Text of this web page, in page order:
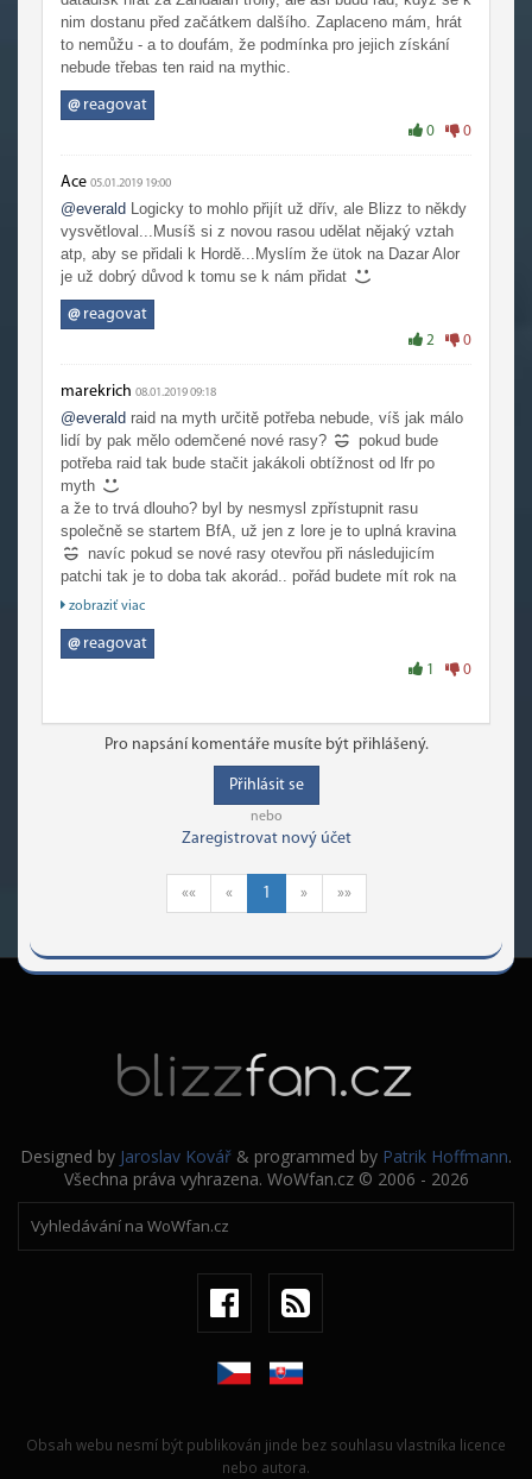
nim dostanu před začátkem dalšího. Zaplaceno mám, hrát
to nemůžu - a to doufám, že podmínka pro jejich získání
nebude třebas ten raid na mythic.
@reagovat
0 0
Ace 05.01.2019 19:00
@everald Logicky to mohlo přijít už dřív, ale Blizz to někdy
vysvětloval...Musíš si z novou rasou udělat nějaký vztah
atp, aby se přidali k Hordě...Myslím že ütok na Dazar Alor
je už dobrý důvod k tomu se k nám přidat
@reagovat
2 0
marekrich 08.01.2019 09:18
@everald raid na myth určitě potřeba nebude, víš jak málo
lidí by pak mělo odemčené nové rasy?
pokud bude
potřeba raid tak bude stačit jakákoli obtížnost od lfr po
myth
a že to trvá dlouho? byl by nesmysl zpřístupnit rasu
společně se startem BfA, už jen z lore je to uplná kravina
navíc pokud se nové rasy otevřou při následujicím
patchi tak je to doba tak akorád.. pořád budete mít rok na
to si novou rasu nagearovat pre dřív novej datadisk určitě
expanse v jakým intervalu vychází.
zobraziť viac
@reagovat
1 0
Pro napsání komentáře musíte být přihlášený.
Přihlásit se
nebo
Zaregistrovat nový účet
«« « 1 » »»
Designed by Jaroslav Kovář & programmed by Patrik Hoffmann.
Všechna práva vyhrazena. WoWfan.cz © 2006 - 2026
Obsah webu nesmí být publikován jinde bez souhlasu vlastníka licence
nebo autora.